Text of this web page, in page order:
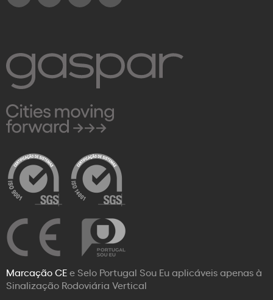
Marcação CEe Selo Portugal Sou Eu aplicáveis apenas à
Sinalização Rodoviária Vertical